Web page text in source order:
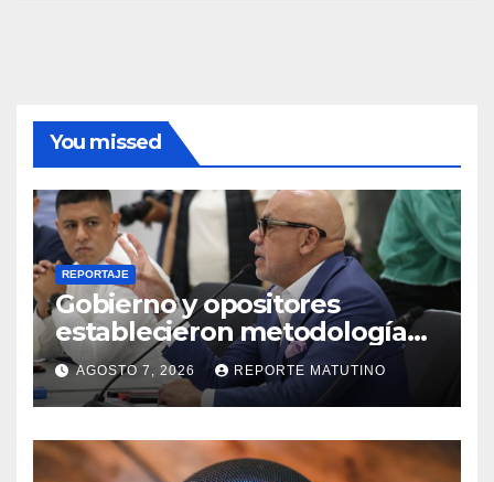
You missed
REPORTAJE
Gobierno y opositores
establecieron metodología
para el proceso de diálogo en
Venezuela
AGOSTO 7, 2026 REPORTE MATUTINO